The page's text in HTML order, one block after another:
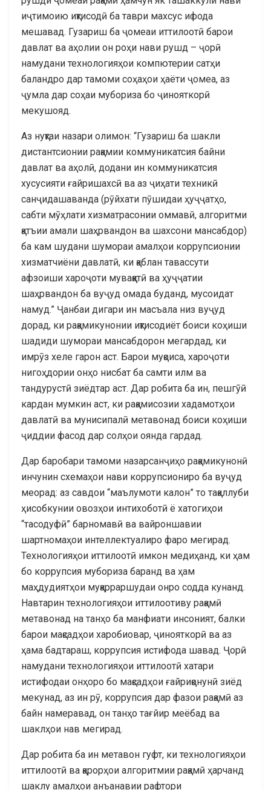
иҷтимоию иқтисодӣ ба таври махсус ифода
мешавад. Гузариш ба ҷомеаи иттилоотӣ барои
давлат ва аҳолии он роҳи нави рушд – ҷорӣ
намудани технологияҳои компютерии сатҳи
баландро дар тамоми соҳаҳои ҳаёти ҷомеа, аз
ҷумла дар соҳаи мубориза бо ҷинояткорӣ
мекушояд.
Аз нуқтаи назари олимон: “Гузариш ба шакли
дистантсионии рақамии коммуникатсия байни
давлат ва аҳолӣ, додани ин коммуникатсия
хусусияти ғайришахсӣ ва аз ҷиҳати техникӣ
санҷидашаванда (рӯйхати пӯшидаи ҳуҷҷатҳо,
сабти мӯҳлати хизматрасонии оммавӣ, алгоритми
қатъии амали шаҳрвандон ва шахсони мансабдор)
ба кам шудани шумораи амалҳои коррупсионии
хизматчиёни давлатӣ, ки қаблан тавассути
афзоиши хароҷоти муваққатӣ ва ҳуҷҷатии
шаҳрвандон ба вуҷуд омада буданд, мусоидат
намуд.” Ҷанбаи дигари ин масъала низ вуҷуд
дорад, ки рақамикунонии иқтисодиёт боиси коҳиши
шадиди шумораи мансабдорон мегардад, ки
имрӯз хеле гарон аст. Барои муқоиса, хароҷоти
нигоҳдории онҳо нисбат ба самти илм ва
тандурустӣ зиёдтар аст. Дар робита ба ин, пешгӯӣ
кардан мумкин аст, ки рақамисозии хадамотҳои
давлатӣ ва мунисипалӣ метавонад боиси коҳиши
ҷиддии фасод дар солҳои оянда гардад.
Дар баробари тамоми назарсанҷиҳо рақамикунонӣ
инчунин схемаҳои нави коррупсиониро ба вуҷуд
меорад: аз савдои “маълумоти калон” то тақаллуби
ҳисобкунии овозҳои интихоботӣ ё хатогиҳои
“тасодуфӣ” барномавӣ ва вайроншавии
шартномаҳои интеллектуалиро фаро мегирад.
Технологияҳои иттилоотӣ имкон медиҳанд, ки ҳам
бо коррупсия мубориза баранд ва ҳам
маҳдудиятҳои муқарраршудаи онро содда кунанд.
Навтарин технологияҳои иттилоотиву рақамӣ
метавонад на танҳо ба манфиати инсоният, балки
барои мақсадҳои харобиовар, ҷинояткорӣ ва аз
ҳама бадтараш, коррупсия истифода шавад. Ҷорӣ
намудани технологияҳои иттилоотӣ хатари
истифодаи онҳоро бо мақсадҳои ғайриқонунӣ зиёд
мекунад, аз ин рӯ, коррупсия дар фазои рақамӣ аз
байн намеравад, он танҳо тағйир меёбад ва
шаклҳои нав мегирад.
Дар робита ба ин метавон гуфт, ки технологияҳои
иттилоотӣ ва қарорҳои алгоритмии рақамӣ ҳарчанд
шаклу амалҳои анъанавии рафтори